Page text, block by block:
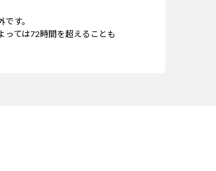
す。
ては72時間を超えることも